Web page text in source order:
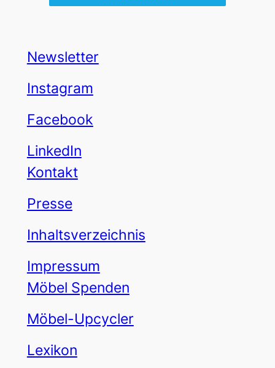
Newsletter
Instagram
Facebook
LinkedIn
Kontakt
Presse
Inhaltsverzeichnis
Impressum
Möbel Spenden
Möbel-Upcycler
Lexikon